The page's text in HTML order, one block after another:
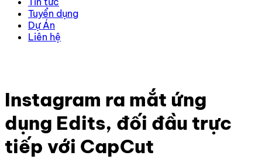
Tuyển dụng
Dự Án
Liên hệ
Instagram ra mắt ứng
dụng Edits, đối đầu trực
tiếp với CapCut